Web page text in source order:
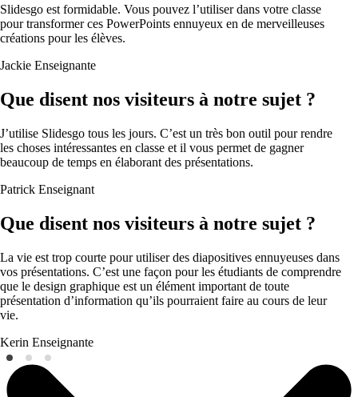
Slidesgo est formidable. Vous pouvez l’utiliser dans votre classe
pour transformer ces PowerPoints ennuyeux en de merveilleuses
créations pour les élèves.
Jackie Enseignante
Que disent nos visiteurs à notre sujet ?
J’utilise Slidesgo tous les jours. C’est un très bon outil pour rendre
les choses intéressantes en classe et il vous permet de gagner
beaucoup de temps en élaborant des présentations.
Patrick Enseignant
Que disent nos visiteurs à notre sujet ?
La vie est trop courte pour utiliser des diapositives ennuyeuses dans
vos présentations. C’est une façon pour les étudiants de comprendre
que le design graphique est un élément important de toute
présentation d’information qu’ils pourraient faire au cours de leur
vie.
Kerin Enseignante